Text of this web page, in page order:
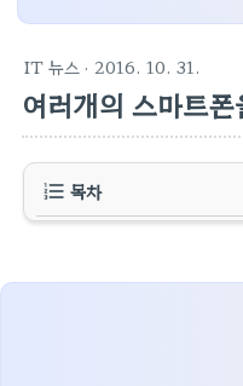
IT 뉴스 · 2016. 10. 31.
여러개의 스마트
목차